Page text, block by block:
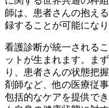
師は、患者さんの抱え
録することが可能になり
看護診断が統一される
ットが生まれます。
ま
り、患者さんの状態把
剤師など、他の医療従
包括的なケアを提供で